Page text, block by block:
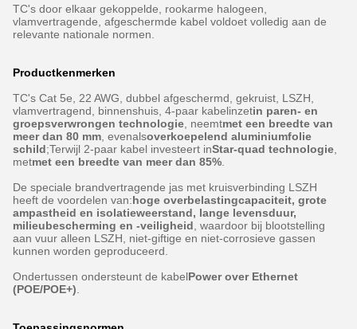
TC's door elkaar gekoppelde, rookarme halogeen,
vlamvertragende, afgeschermde kabel voldoet volledig aan de
relevante nationale normen.
Productkenmerken
TC's Cat 5e, 22 AWG, dubbel afgeschermd, gekruist, LSZH,
vlamvertragend, binnenshuis, 4-paar kabelinzetin paren- en
groepsverwrongen technologie , neemtmet een breedte van
meer dan 80 mm , evenalsoverkoepelend aluminiumfolie
schild;Terwijl 2-paar kabel investeert inStar-quad technologie
metmet een breedte van meer dan 85%
De speciale brandvertragende jas met kruisverbinding LSZH
heeft de voordelen van:hoge overbelastingcapaciteit, grote
ampastheid en isolatieweerstand, lange levensduur,
milieubescherming en -veiligheid , waardoor bij blootstelling
aan vuur alleen LSZH, niet-giftige en niet-corrosieve gassen
kunnen worden geproduceerd.
Ondertussen ondersteunt de kabelPower over Ethernet
(POE/POE+)